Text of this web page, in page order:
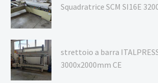
Squadratrice SCM SI16E
strettoio a barra
3000x2000mm CE